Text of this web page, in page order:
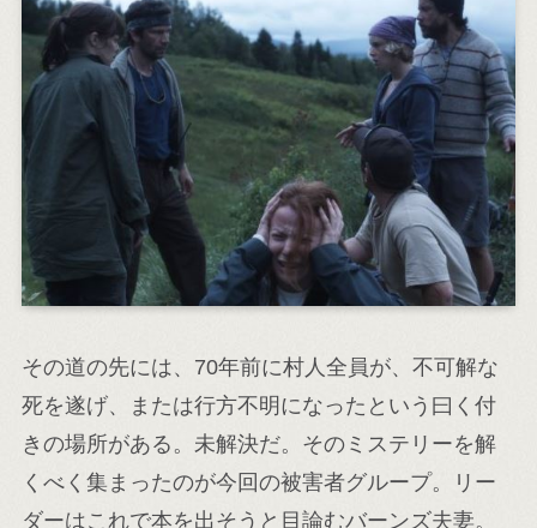
その道の先には、70年前に村人全員が、不可解な
死を遂げ、または行方不明になったという曰く付
きの場所がある。未解決だ。そのミステリーを解
くべく集まったのが今回の被害者グループ。リー
ダーはこれで本を出そうと目論むバーンズ夫妻。